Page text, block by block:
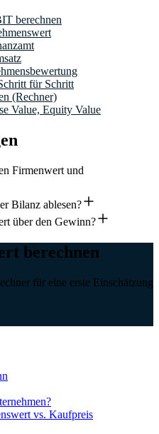
berechnen
für Schritt
(Rechner)
Value, Equity Value
Firmenwert und
Bilanz ablesen?
über den Gewinn?
berechnen
für eine erste Einschätzung
vs. Kaufpreis